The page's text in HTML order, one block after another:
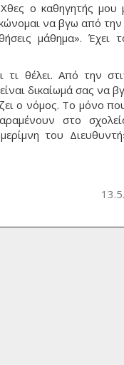
ο καθηγητής μου
να βγω από την
μάθημα». Έχει
τι θέλει. Aπό την
δικαίωμά σας να
ο νόμος. Tο μόνο που
στο
του